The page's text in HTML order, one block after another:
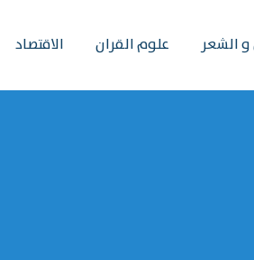
الشعر علوم القران الاقتصاد